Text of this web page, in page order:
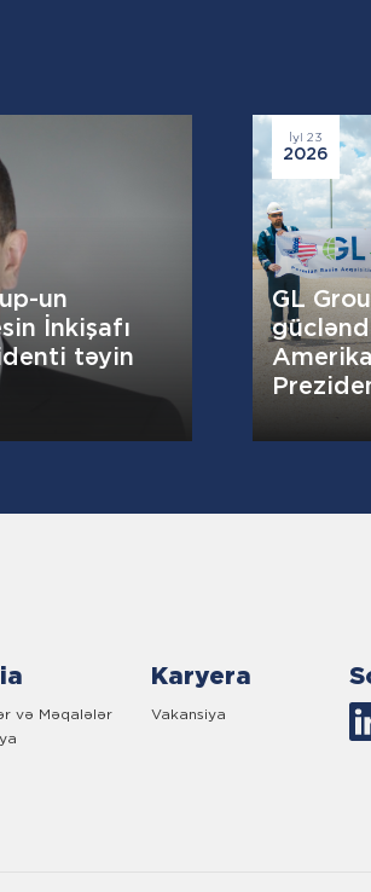
un
İnkişafı
təyin
İyl 23
2026
GL
və Məqalələr
Karyera
Vakansiya